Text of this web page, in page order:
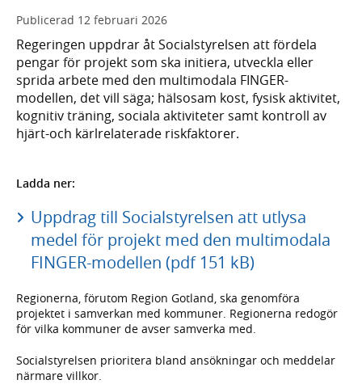
Publicerad 12 februari 2026
Regeringen uppdrar åt Socialstyrelsen att fördela
pengar för projekt som ska initiera, utveckla eller
sprida arbete med den multimodala FINGER-
modellen, det vill säga; hälsosam kost, fysisk aktivitet,
kognitiv träning, sociala aktiviteter samt kontroll av
hjärt-och kärlrelaterade riskfaktorer.
Ladda ner:
Uppdrag till Socialstyrelsen att utlysa
medel för projekt med den multimodala
FINGER-modellen (pdf 151 kB)
Regionerna, förutom Region Gotland, ska genomföra
projektet i samverkan med kommuner. Regionerna redogör
för vilka kommuner de avser samverka med.
Socialstyrelsen prioritera bland ansökningar och meddelar
närmare villkor.